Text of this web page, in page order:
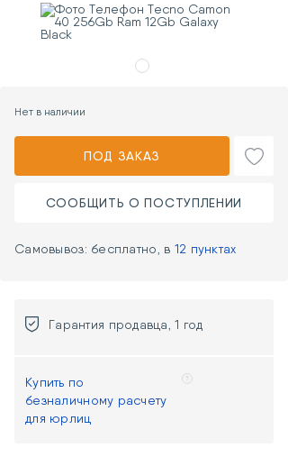
Нет в наличии
ПОД ЗАКАЗ
СООБЩИТЬ О ПОСТУПЛЕНИИ
Самовывоз: бесплатно, в 12 пунктах
Гарантия продавца, 1 год
Купить по
безналичному расчету
для юрлиц